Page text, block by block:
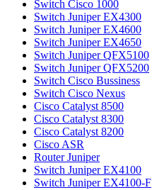
Switch Cisco 1000
Switch Juniper EX4300
Switch Juniper EX4600
Switch Juniper EX4650
Switch Juniper QFX5100
Switch Juniper QFX5200
Switch Cisco Bussiness
Switch Cisco Nexus
Cisco Catalyst 8500
Cisco Catalyst 8300
Cisco Catalyst 8200
Cisco ASR
Router Juniper
Switch Juniper EX4100
Switch Juniper EX4100-F